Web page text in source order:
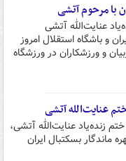
با مرحوم آتشی
عنایت‌الله آتشی
و باشگاه استقلال امروز
و ورزشکاران در ورزشگاه
عنایت‌الله آتشی
زنده‌یاد عنایت‌الله آتشی،
ماندگار بسکتبال ایران